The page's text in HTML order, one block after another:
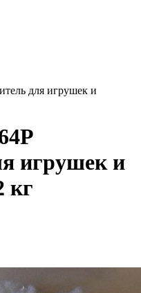
для игрушек и
игрушек и
кг